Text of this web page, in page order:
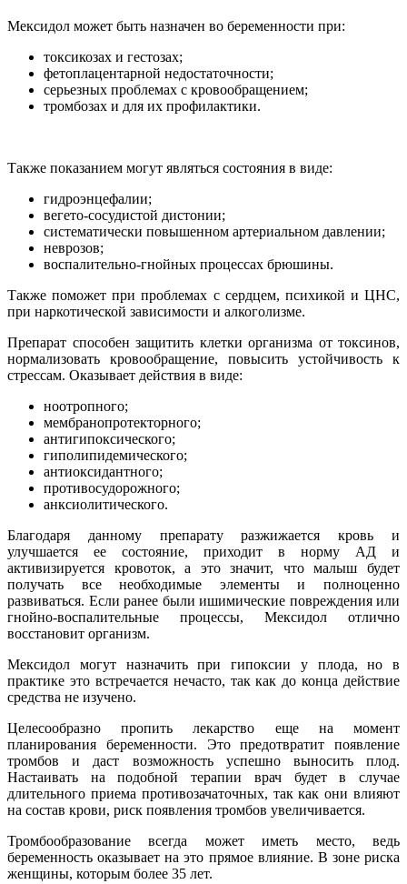
Мексидол может быть назначен во беременности при:
токсикозах и гестозах;
фетоплацентарной недостаточности;
серьезных проблемах с кровообращением;
тромбозах и для их профилактики.
Также показанием могут являться состояния в виде:
гидроэнцефалии;
вегето-сосудистой дистонии;
систематически повышенном артериальном давлении;
неврозов;
воспалительно-гнойных процессах брюшины.
Также поможет при проблемах с сердцем, психикой и ЦНС,
при наркотической зависимости и алкоголизме.
Препарат способен защитить клетки организма от токсинов,
нормализовать кровообращение, повысить устойчивость к
стрессам. Оказывает действия в виде:
ноотропного;
мембранопротекторного;
антигипоксического;
гиполипидемического;
антиоксидантного;
противосудорожного;
анксиолитического.
Благодаря данному препарату разжижается кровь и
улучшается ее состояние, приходит в норму АД и
активизируется кровоток, а это значит, что малыш будет
получать все необходимые элементы и полноценно
развиваться. Если ранее были ишимические повреждения или
гнойно-воспалительные процессы, Мексидол отлично
восстановит организм.
Мексидол могут назначить при гипоксии у плода, но в
практике это встречается нечасто, так как до конца действие
средства не изучено.
Целесообразно пропить лекарство еще на момент
планирования беременности. Это предотвратит появление
тромбов и даст возможность успешно выносить плод.
Настаивать на подобной терапии врач будет в случае
длительного приема противозачаточных, так как они влияют
на состав крови, риск появления тромбов увеличивается.
Тромбообразование всегда может иметь место, ведь
беременность оказывает на это прямое влияние. В зоне риска
женщины, которым более 35 лет.